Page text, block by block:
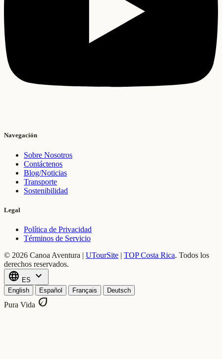
Navegación
Sobre Nosotros
Contáctenos
Blog/Noticias
Transporte
Sostenibilidad
Legal
Política de Privacidad
Términos de Servicio
© 2026 Canoa Aventura | UTourSite | TOP Costa Rica. Todos los
derechos reservados.
language ES expand_more
English Español Français Deutsch
Pura Vida eco